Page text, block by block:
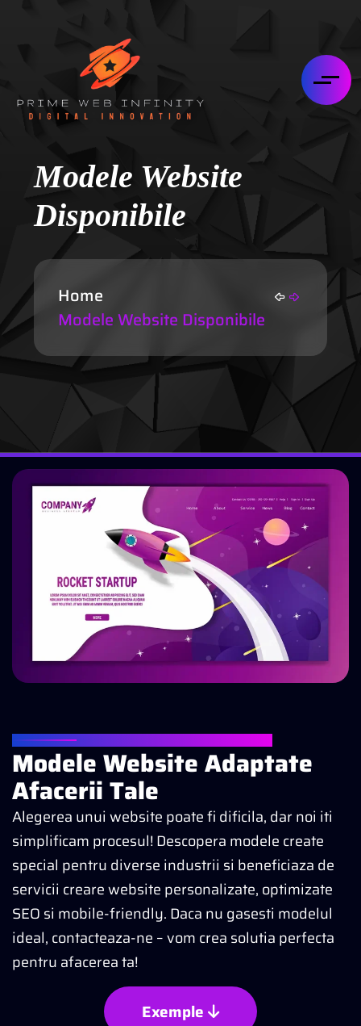
Modele Website
Disponibile
Home
Modele Website Disponibile
MODELE WEBSITE DISPONIBILE
Modele Website Adaptate
Afacerii Tale
Alegerea unui website poate fi dificila, dar noi iti
simplificam procesul! Descopera modele create
special pentru diverse industrii si beneficiaza de
servicii creare website personalizate, optimizate
SEO si mobile-friendly. Daca nu gasesti modelul
ideal, contacteaza-ne – vom crea solutia perfecta
pentru afacerea ta!
Exemple